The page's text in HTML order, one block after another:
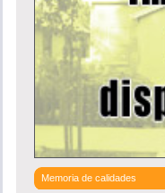
Memoria de calidades